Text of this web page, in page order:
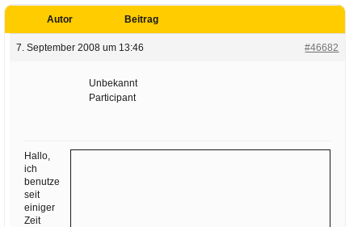
Autor Beitrag
7. September 2008 um 13:46 #46682
Unbekannt
Participant
Hallo,
ich
benutze
seit
einiger
Zeit
bereithält!
Wie z.B. Outlook,
GMail, Thunderbird
KuNoMail, usw.
E-Mail
E-Mail bestätigen